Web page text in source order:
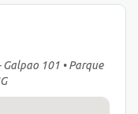
101 • Parque